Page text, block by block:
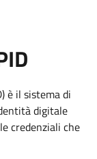
è il sistema di
digitale
credenziali che